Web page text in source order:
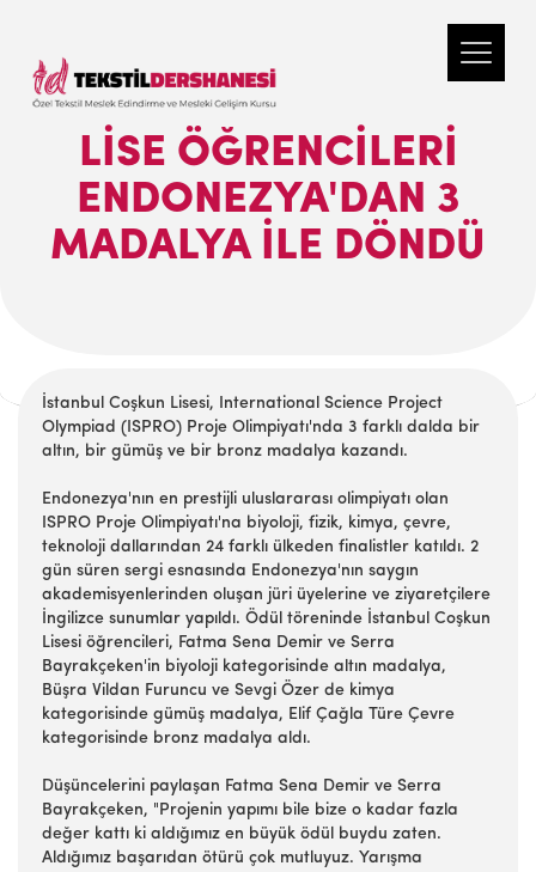
LISE ÖĞRENCILERI
ENDONEZYA'DAN 3
MADALYA ILE DÖNDÜ
İstanbul Coşkun Lisesi, International Science Project
Olympiad (ISPRO) Proje Olimpiyatı'nda 3 farklı dalda bir
altın, bir gümüş ve bir bronz madalya kazandı.
Endonezya'nın en prestijli uluslararası olimpiyatı olan
ISPRO Proje Olimpiyatı'na biyoloji, fizik, kimya, çevre,
teknoloji dallarından 24 farklı ülkeden finalistler katıldı. 2
gün süren sergi esnasında Endonezya'nın saygın
akademisyenlerinden oluşan jüri üyelerine ve ziyaretçilere
İngilizce sunumlar yapıldı. Ödül töreninde İstanbul Coşkun
Lisesi öğrencileri, Fatma Sena Demir ve Serra
Bayrakçeken'in biyoloji kategorisinde altın madalya,
Büşra Vildan Furuncu ve Sevgi Özer de kimya
kategorisinde gümüş madalya, Elif Çağla Türe Çevre
kategorisinde bronz madalya aldı.
Düşüncelerini paylaşan Fatma Sena Demir ve Serra
Bayrakçeken, "Projenin yapımı bile bize o kadar fazla
değer kattı ki aldığımız en büyük ödül buydu zaten.
Aldığımız başarıdan ötürü çok mutluyuz. Yarışma